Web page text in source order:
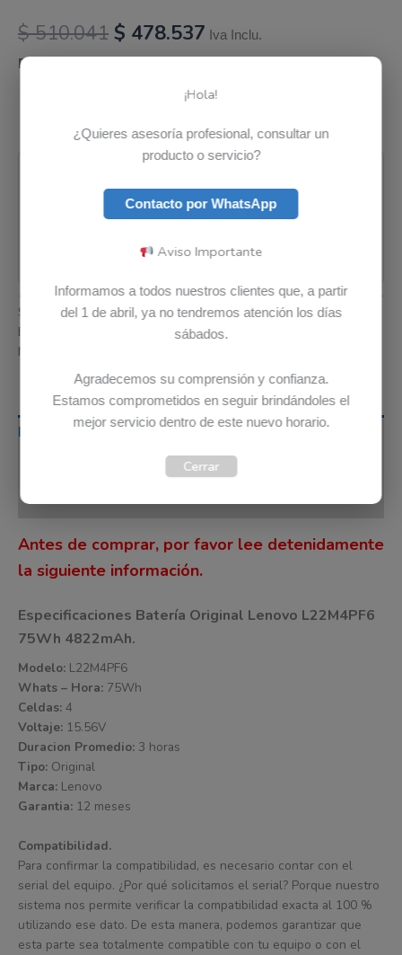
$510.041 $ 478.537 Iva Inclu.
Disponibilidad:
Pago seguro garantizado
SKU: 5B11N45324 Categoría:Baterias
Etiquetas:
Garantia 12 meses
Marca:
Descripción
Valoraciones (0)
Antes de comprar, por favor lee detenidamente
la siguiente información.
Especificaciones Batería Original Lenovo L22M4PF6
75Wh 4822mAh.
Modelo: L22M4PF6
Whats – Hora: 75Wh
Celdas: 4
Voltaje: 15.56V
Duracion Promedio: 3 horas
Tipo: Original
Marca: Lenovo
Garantia: 12 meses
Compatibilidad.
Para confirmar la compatibilidad, es necesario contar con el
serial del equipo. ¿Por qué solicitamos el serial? Porque nuestro
sistema nos permite verificar la compatibilidad exacta al 100 %
utilizando ese dato. De esta manera, podemos garantizar que
esta parte sea totalmente compatible con tu equipo o con el
¡Hola!
¿Quieres asesoría profesional, consultar un
producto o servicio?
Contacto por WhatsApp
Aviso Importante
Informamos a todos nuestros clientes que, a partir
del 1 de abril, ya no tendremos atención los días
sábados.
Agradecemos su comprensión y confianza.
Estamos comprometidos en seguir brindándoles el
mejor servicio dentro de este nuevo horario.
Cerrar